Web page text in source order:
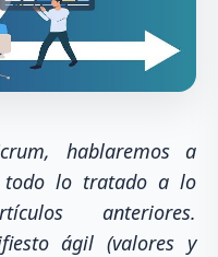
hablaremos a
todo lo tratado a lo
anteriores.
ágil (valores y